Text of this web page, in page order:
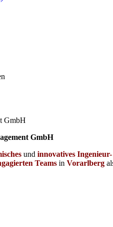
GmbH
und innovatives
Teams in Vorarlberg